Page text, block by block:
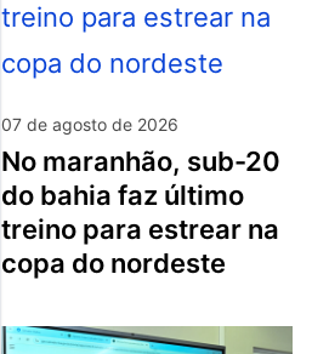
07 de agosto de 2026
no maranhão, sub-20
do bahia faz último
treino para estrear na
copa do nordeste